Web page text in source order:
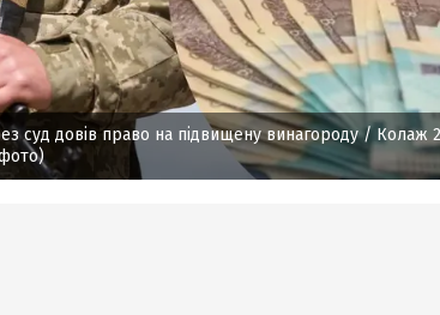
суд довів право на підвищену винагороду/ Колаж